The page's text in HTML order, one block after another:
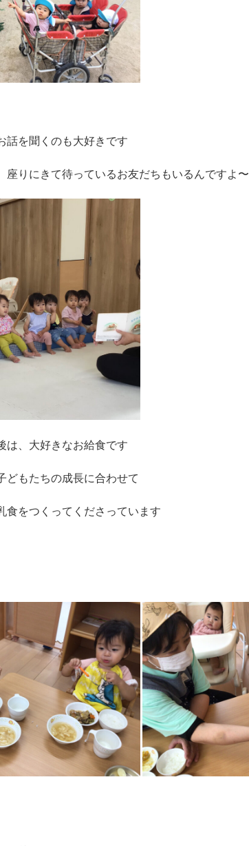
話を聞くのも大好きです
座りにきて待っているお友だちもいるんですよ〜
は、大好きなお給食です
どもたちの成長に合わせて
食をつくってくださっています